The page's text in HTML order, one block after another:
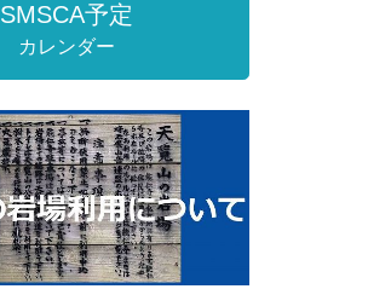
SMSCA予定
カレンダー